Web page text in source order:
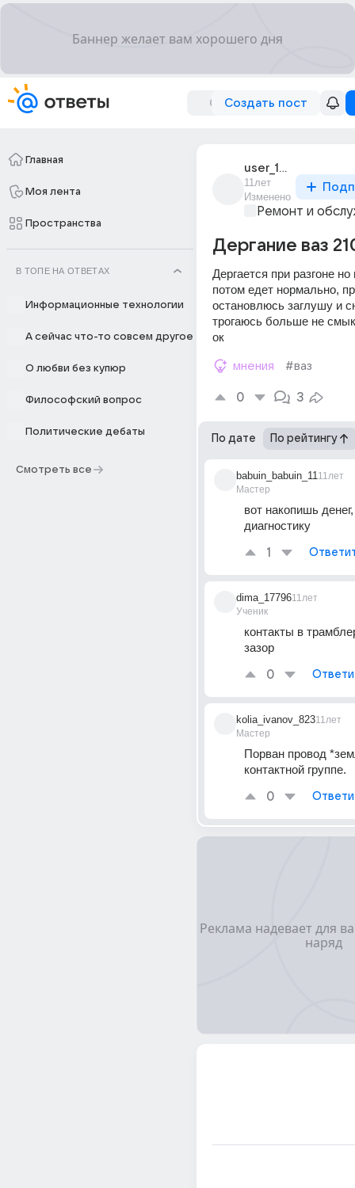
Создать пост
Главная
Моя лента
Пространства
В ТОПЕ НА ОТВЕТАХ
Информационные технологии
А сейчас что-то совсем другое
О любви без купюр
Философский вопрос
Политические дебаты
Смотреть все
user_194994171
11лет
Изменено
Ремонт и
Дергание ваз
Дергается при разгоне но
потом едет нормально,
остановлюсь заглушу и
трогаюсь больше не
ок
мнения #ваз
0 3
По дате По рейтингу
babuin_babuin_11
Мастер
11лет
вот накопишь
диагностику
1
dima_17796
Ученик
11лет
контакты в
зазор
0
kolia_ivanov_823
Мастер
11лет
Порван провод
контактной группе.
0